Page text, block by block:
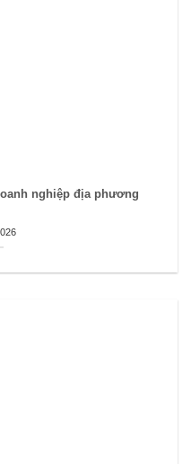
nghiệp địa phương